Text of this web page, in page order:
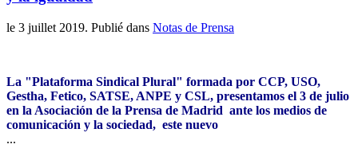
le 3 juillet 2019. Publié dans Notas de Prensa
La "Plataforma Sindical Plural" formada por CCP, USO,
Gestha, Fetico, SATSE, ANPE y CSL, presentamos el 3 de julio
en la Asociación de la Prensa de Madrid ante los medios de
comunicación y la sociedad, este nuevo
...